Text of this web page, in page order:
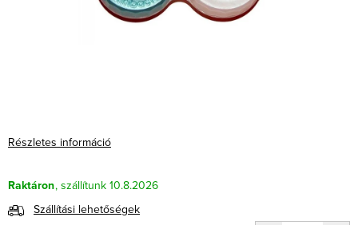
Részletes információ
Raktáron
10.8.2026
Szállítási lehetőségek